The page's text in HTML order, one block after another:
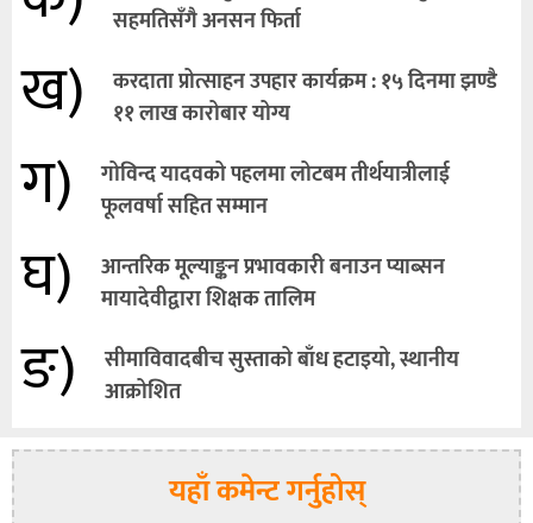
सहमतिसँगै अनसन फिर्ता
ख)
करदाता प्रोत्साहन उपहार कार्यक्रम : १५ दिनमा झण्डै
११ लाख कारोबार योग्य
ग)
गोविन्द यादवको पहलमा लोटबम तीर्थयात्रीलाई
फूलवर्षा सहित सम्मान
घ)
आन्तरिक मूल्याङ्कन प्रभावकारी बनाउन प्याब्सन
मायादेवीद्वारा शिक्षक तालिम
ङ)
सीमाविवादबीच सुस्ताको बाँध हटाइयो, स्थानीय
आक्रोशित
यहाँ कमेन्ट गर्नुहोस्